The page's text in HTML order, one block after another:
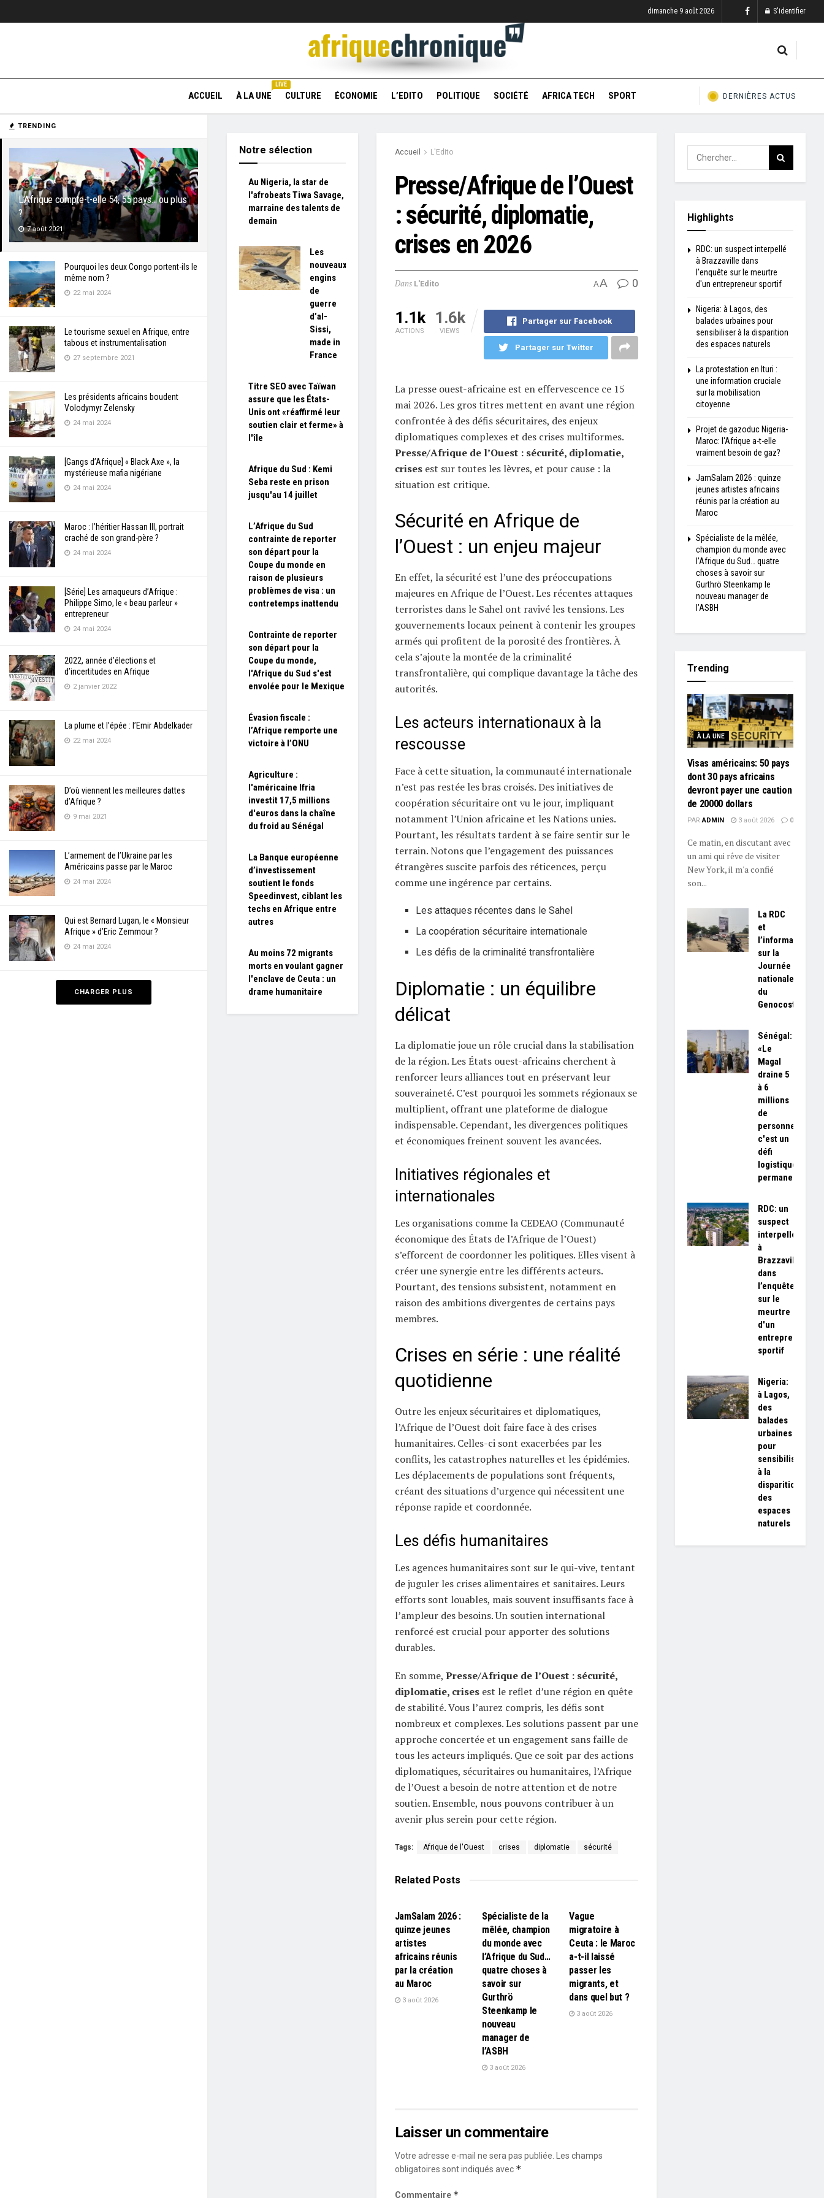
TRENDING
L’Afrique compte-t-elle 54, 55 pays… ou plus
?
7 août 2021
Pourquoi les deux Congo portent-ils le
même nom ?
22 mai 2024
Le tourisme sexuel en Afrique, entre
tabous et instrumentalisation
27 septembre 2021
Les présidents africains boudent
Volodymyr Zelensky
24 mai 2024
[Gangs d’Afrique] « Black Axe », la
mystérieuse mafia nigériane
24 mai 2024
Maroc : l’héritier Hassan III, portrait
craché de son grand-père ?
24 mai 2024
[Série] Les arnaqueurs d’Afrique :
Philippe Simo, le « beau parleur »
entrepreneur
24 mai 2024
2022, année d’élections et
d’incertitudes en Afrique
2 janvier 2022
La plume et l’épée : l’Emir Abdelkader
22 mai 2024
D’où viennent les meilleures dattes
d’Afrique ?
9 mai 2021
L’armement de l’Ukraine par les
Américains passe par le Maroc
24 mai 2024
Qui est Bernard Lugan, le « Monsieur
Afrique » d’Eric Zemmour ?
24 mai 2024
CHARGER PLUS
dimanche 9 août 2026 S'identifier
ACCUEIL À LA UNE
LIVE
CULTURE ÉCONOMIE L’EDITO POLITIQUE SOCIÉTÉ AFRICA TECH SPORT DERNIÈRES ACTUS
Accueil L'Edito
Presse/Afrique de l’Ouest
: sécurité, diplomatie,
crises en 2026
Dans L'Edito AA 0
1.1k
ACTIONS
1.6k
VIEWS
Partager sur Facebook
Partager sur Twitter
La presse ouest-africaine est en effervescence ce 15
mai 2026. Les gros titres mettent en avant une région
confrontée à des défis sécuritaires, des enjeux
diplomatiques complexes et des crises multiformes.
Presse/Afrique de l’Ouest : sécurité, diplomatie,
crisesest sur toutes les lèvres, et pour cause : la
situation est critique.
Sécurité en Afrique de
l’Ouest : un enjeu majeur
En effet, la sécurité est l’une des préoccupations
majeures en Afrique de l’Ouest. Les récentes attaques
terroristes dans le Sahel ont ravivé les tensions. Les
gouvernements locaux peinent à contenir les groupes
armés qui profitent de la porosité des frontières. À
cela s’ajoute la montée de la criminalité
transfrontalière, qui complique davantage la tâche des
autorités.
Les acteurs internationaux à la
rescousse
Face à cette situation, la communauté internationale
n’est pas restée les bras croisés. Des initiatives de
coopération sécuritaire ont vu le jour, impliquant
notamment l’Union africaine et les Nations unies.
Pourtant, les résultats tardent à se faire sentir sur le
terrain. Notons que l’engagement des puissances
étrangères suscite parfois des réticences, perçu
comme une ingérence par certains.
Les attaques récentes dans le Sahel
La coopération sécuritaire internationale
Les défis de la criminalité transfrontalière
Diplomatie : un équilibre
délicat
La diplomatie joue un rôle crucial dans la stabilisation
de la région. Les États ouest-africains cherchent à
renforcer leurs alliances tout en préservant leur
souveraineté. C’est pourquoi les sommets régionaux se
multiplient, offrant une plateforme de dialogue
indispensable. Cependant, les divergences politiques
et économiques freinent souvent les avancées.
Initiatives régionales et
internationales
Les organisations comme la CEDEAO (Communauté
économique des États de l’Afrique de l’Ouest)
s’efforcent de coordonner les politiques. Elles visent à
créer une synergie entre les différents acteurs.
Pourtant, des tensions subsistent, notamment en
raison des ambitions divergentes de certains pays
membres.
Crises en série : une réalité
quotidienne
Outre les enjeux sécuritaires et diplomatiques,
l’Afrique de l’Ouest doit faire face à des crises
humanitaires. Celles-ci sont exacerbées par les
conflits, les catastrophes naturelles et les épidémies.
Les déplacements de populations sont fréquents,
créant des situations d’urgence qui nécessitent une
réponse rapide et coordonnée.
Les défis humanitaires
Les agences humanitaires sont sur le qui-vive, tentant
de juguler les crises alimentaires et sanitaires. Leurs
efforts sont louables, mais souvent insuffisants face à
l’ampleur des besoins. Un soutien international
renforcé est crucial pour apporter des solutions
durables.
En somme, Presse/Afrique de l’Ouest : sécurité,
diplomatie, crisesest le reflet d’une région en quête
de stabilité. Vous l’aurez compris, les défis sont
nombreux et complexes. Les solutions passent par une
approche concertée et un engagement sans faille de
tous les acteurs impliqués. Que ce soit par des actions
diplomatiques, sécuritaires ou humanitaires, l’Afrique
de l’Ouest a besoin de notre attention et de notre
soutien. Ensemble, nous pouvons contribuer à un
avenir plus serein pour cette région.
Tags: Afrique de l'Ouest crises diplomatie sécurité
RelatedPosts
JamSalam 2026 :
quinze jeunes
artistes
africains réunis
par la création
au Maroc
3 août 2026
Spécialiste de la
mêlée, champion
du monde avec
l’Afrique du Sud…
quatre choses à
savoir sur
Gurthrö
Steenkamp le
nouveau
manager de
l’ASBH
3 août 2026
Vague
migratoire à
Ceuta : le Maroc
a-t-il laissé
passer les
migrants, et
dans quel but ?
3 août 2026
Laisser un commentaire
Votre adresse e-mail ne sera pas publiée.
Les champs
obligatoires sont indiqués avec *
Commentaire *
Notre sélection
Au Nigeria, la star de
l'afrobeats Tiwa Savage,
marraine des talents de
demain
Les
nouveaux
engins
de
guerre
d’al-
Sissi,
made in
France
Titre SEO avec Taïwan
assure que les États-
Unis ont «réaffirmé leur
soutien clair et ferme» à
l'île
Afrique du Sud : Kemi
Seba reste en prison
jusqu'au 14 juillet
L’Afrique du Sud
contrainte de reporter
son départ pour la
Coupe du monde en
raison de plusieurs
problèmes de visa : un
contretemps inattendu
Contrainte de reporter
son départ pour la
Coupe du monde,
l'Afrique du Sud s'est
envolée pour le Mexique
Évasion fiscale :
l’Afrique remporte une
victoire à l’ONU
Agriculture :
l'américaine Ifria
investit 17,5 millions
d'euros dans la chaîne
du froid au Sénégal
La Banque européenne
d’investissement
soutient le fonds
Speedinvest, ciblant les
techs en Afrique entre
autres
Au moins 72 migrants
morts en voulant gagner
l'enclave de Ceuta : un
drame humanitaire
Highlights
RDC: un suspect interpellé
à Brazzaville dans
l’enquête sur le meurtre
d'un entrepreneur sportif
Nigeria: à Lagos, des
balades urbaines pour
sensibiliser à la disparition
des espaces naturels
La protestation en Ituri :
une information cruciale
sur la mobilisation
citoyenne
Projet de gazoduc Nigeria-
Maroc: l'Afrique a-t-elle
vraiment besoin de gaz?
JamSalam 2026 : quinze
jeunes artistes africains
réunis par la création au
Maroc
Spécialiste de la mêlée,
champion du monde avec
l’Afrique du Sud… quatre
choses à savoir sur
Gurthrö Steenkamp le
nouveau manager de
l’ASBH
Trending
À LA UNE
Visas américains: 50 pays
dont 30 pays africains
devront payer une caution
de 20000 dollars
PAR ADMIN 3 août 2026 0
Ce matin, en discutant avec
un ami qui rêve de visiter
New York, il m'a confié
son...
La RDC
et
l’information
sur la
Journée
nationale
du
Genocost
Sénégal:
«Le
Magal
draine 5
à 6
millions
de
personnes,
c'est un
défi
logistique
permanent»
RDC: un
suspect
interpellé
à
Brazzaville
dans
l’enquête
sur le
meurtre
d'un
entrepreneur
sportif
Nigeria:
à Lagos,
des
balades
urbaines
pour
sensibiliser
à la
disparition
des
espaces
naturels